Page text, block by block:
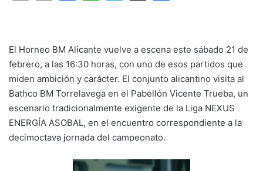
y
Li
n
k
l
e
b
o
o
k
s
A
p
p
gr
a
m
p
ar
tir
El Horneo BM Alicante vuelve a escena este sábado 21 de
febrero, a las 16:30 horas, con uno de esos partidos que
miden ambición y carácter. El conjunto alicantino visita al
Bathco BM Torrelavega en el Pabellón Vicente Trueba, un
escenario tradicionalmente exigente de la Liga NEXUS
ENERGÍA ASOBAL, en el encuentro correspondiente a la
decimoctava jornada del campeonato.